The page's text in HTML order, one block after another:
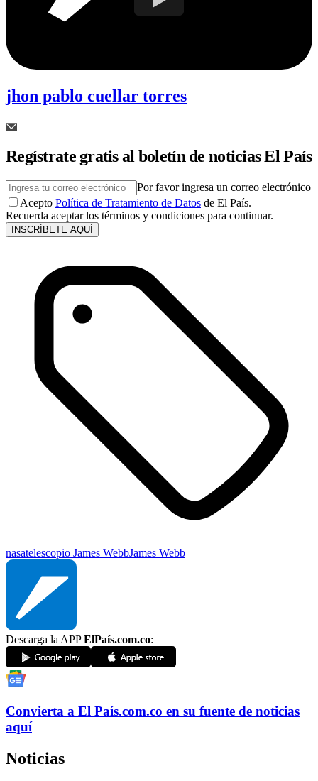
jhon pablo cuellar torres
Regístrate gratis al boletín de noticias El País
Por favor ingresa un correo electrónico
Acepto Política de Tratamiento de Datos de El País.
Recuerda aceptar los términos y condiciones para continuar.
INSCRÍBETE AQUÍ
nasatelescopio James WebbJames Webb
Descarga la APPElPaís.com.co:
Convierta a El País.com.co en su fuente de noticias
aquí
Noticias